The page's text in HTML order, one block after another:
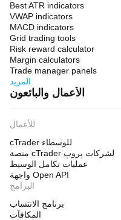
Best ATR indicators
VWAP indicators
MACD indicators
Grid trading tools
Risk reward calculator
Margin calculators
Trade manager panels
المزيد
الأعمال والبائعون
للأعمال
cTrader للوسطاء
منصة cTrader لشركات پروپ
عمليات تكامل الوسيط
واجهة Open API
البرامج
برنامج الانتساب
المكافآت